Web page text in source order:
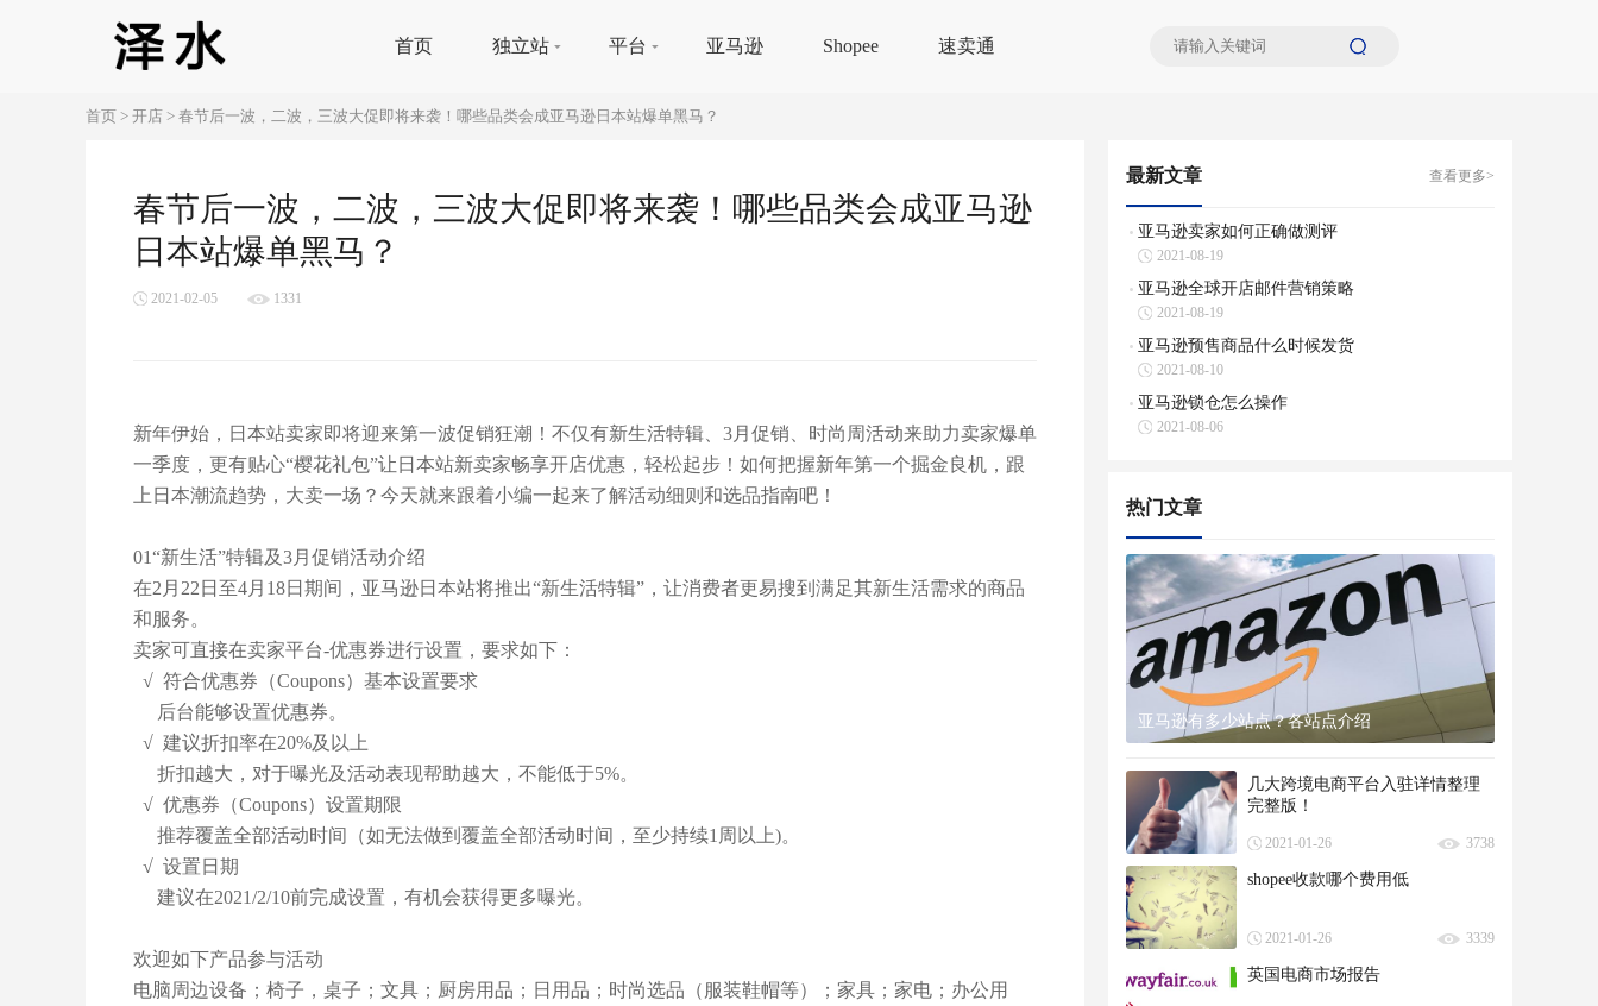
首页 独立站 平台 亚马逊 Shopee 速卖通
首页 > 开店 > 春节后一波，二波，三波大促即将来袭！哪些品类会成亚马逊日本站爆单黑马？
春节后一波，二波，三波大促即将来袭！哪些品类会成亚马逊
日本站爆单黑马？
2021-02-05 1331
新年伊始，日本站卖家即将迎来第一波促销狂潮！不仅有新生活特辑、3月促销、时尚周活动来助力卖家爆单
一季度，更有贴心“樱花礼包”让日本站新卖家畅享开店优惠，轻松起步！如何把握新年第一个掘金良机，跟
上日本潮流趋势，大卖一场？今天就来跟着小编一起来了解活动细则和选品指南吧！
01“新生活”特辑及3月促销活动介绍
在2月22日至4月18日期间，亚马逊日本站将推出“新生活特辑”，让消费者更易搜到满足其新生活需求的商品
和服务。
卖家可直接在卖家平台-优惠券进行设置，要求如下：
√ 符合优惠券（Coupons）基本设置要求
后台能够设置优惠券。
√ 建议折扣率在20%及以上
折扣越大，对于曝光及活动表现帮助越大，不能低于5%。
√ 优惠券（Coupons）设置期限
推荐覆盖全部活动时间（如无法做到覆盖全部活动时间，至少持续1周以上)。
√ 设置日期
建议在2021/2/10前完成设置，有机会获得更多曝光。
欢迎如下产品参与活动
电脑周边设备；椅子，桌子；文具；厨房用品；日用品；时尚选品（服装鞋帽等）；家具；家电；办公用
最新文章 查看更多>
亚马逊卖家如何正确做测评
2021-08-19
亚马逊全球开店邮件营销策略
2021-08-19
亚马逊预售商品什么时候发货
2021-08-10
亚马逊锁仓怎么操作
2021-08-06
热门文章
亚马逊有多少站点？各站点介绍
几大跨境电商平台入驻详情整理
完整版！
2021-01-26 3738
shopee收款哪个费用低
2021-01-26 3339
英国电商市场报告